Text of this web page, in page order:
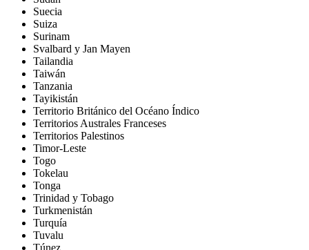
Suecia
Suiza
Surinam
Svalbard y Jan Mayen
Tailandia
Taiwán
Tanzania
Tayikistán
Territorio Británico del Océano Índico
Territorios Australes Franceses
Territorios Palestinos
Timor-Leste
Togo
Tokelau
Tonga
Trinidad y Tobago
Turkmenistán
Turquía
Tuvalu
Túnez